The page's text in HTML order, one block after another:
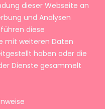
dieser Webseite an
und Analysen
diese
mit weiteren Daten
haben oder die
Dienste gesammelt